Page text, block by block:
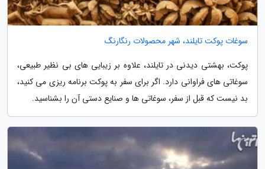
سوغات پوکت تایلند، شهر محصولات رنگارنگ
پوکت، بهشتی دیدنی در تایلند، علاوه بر زیبایی های بی نظیر طبیعی،
سوغاتی های فراوانی دارد. اگر برای سفر به پوکت برنامه ریزی می کنید،
بد نیست که قبل از سفر، سوغاتی ها و صنایع دستی آن را بشناسید.